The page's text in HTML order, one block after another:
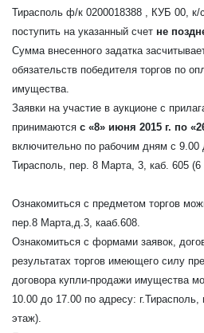
Тирасполь ф/к 0200018388 , КУБ 00, к/
поступить на указанный счет не
Сумма внесенного задатка
обязательств победителя торгов по
имущества.
Заявки на участие в аукционе с
принимаются с «8» июня 2015 г. по
включительно по рабочим дням с 9.00
Тирасполь, пер. 8 Марта, 3, каб. 605 (6
Ознакомиться с предметом торгов
пер.8 Марта,д.3, кааб.608.
Ознакомиться с формами заявок,
результатах торгов имеющего силу
договора купли-продажи имущества
10.00 до 17.00 по адресу:
этаж).